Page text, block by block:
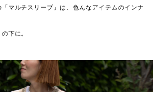
マルチスリーブ」は、色んなアイテムのインナ
下に。